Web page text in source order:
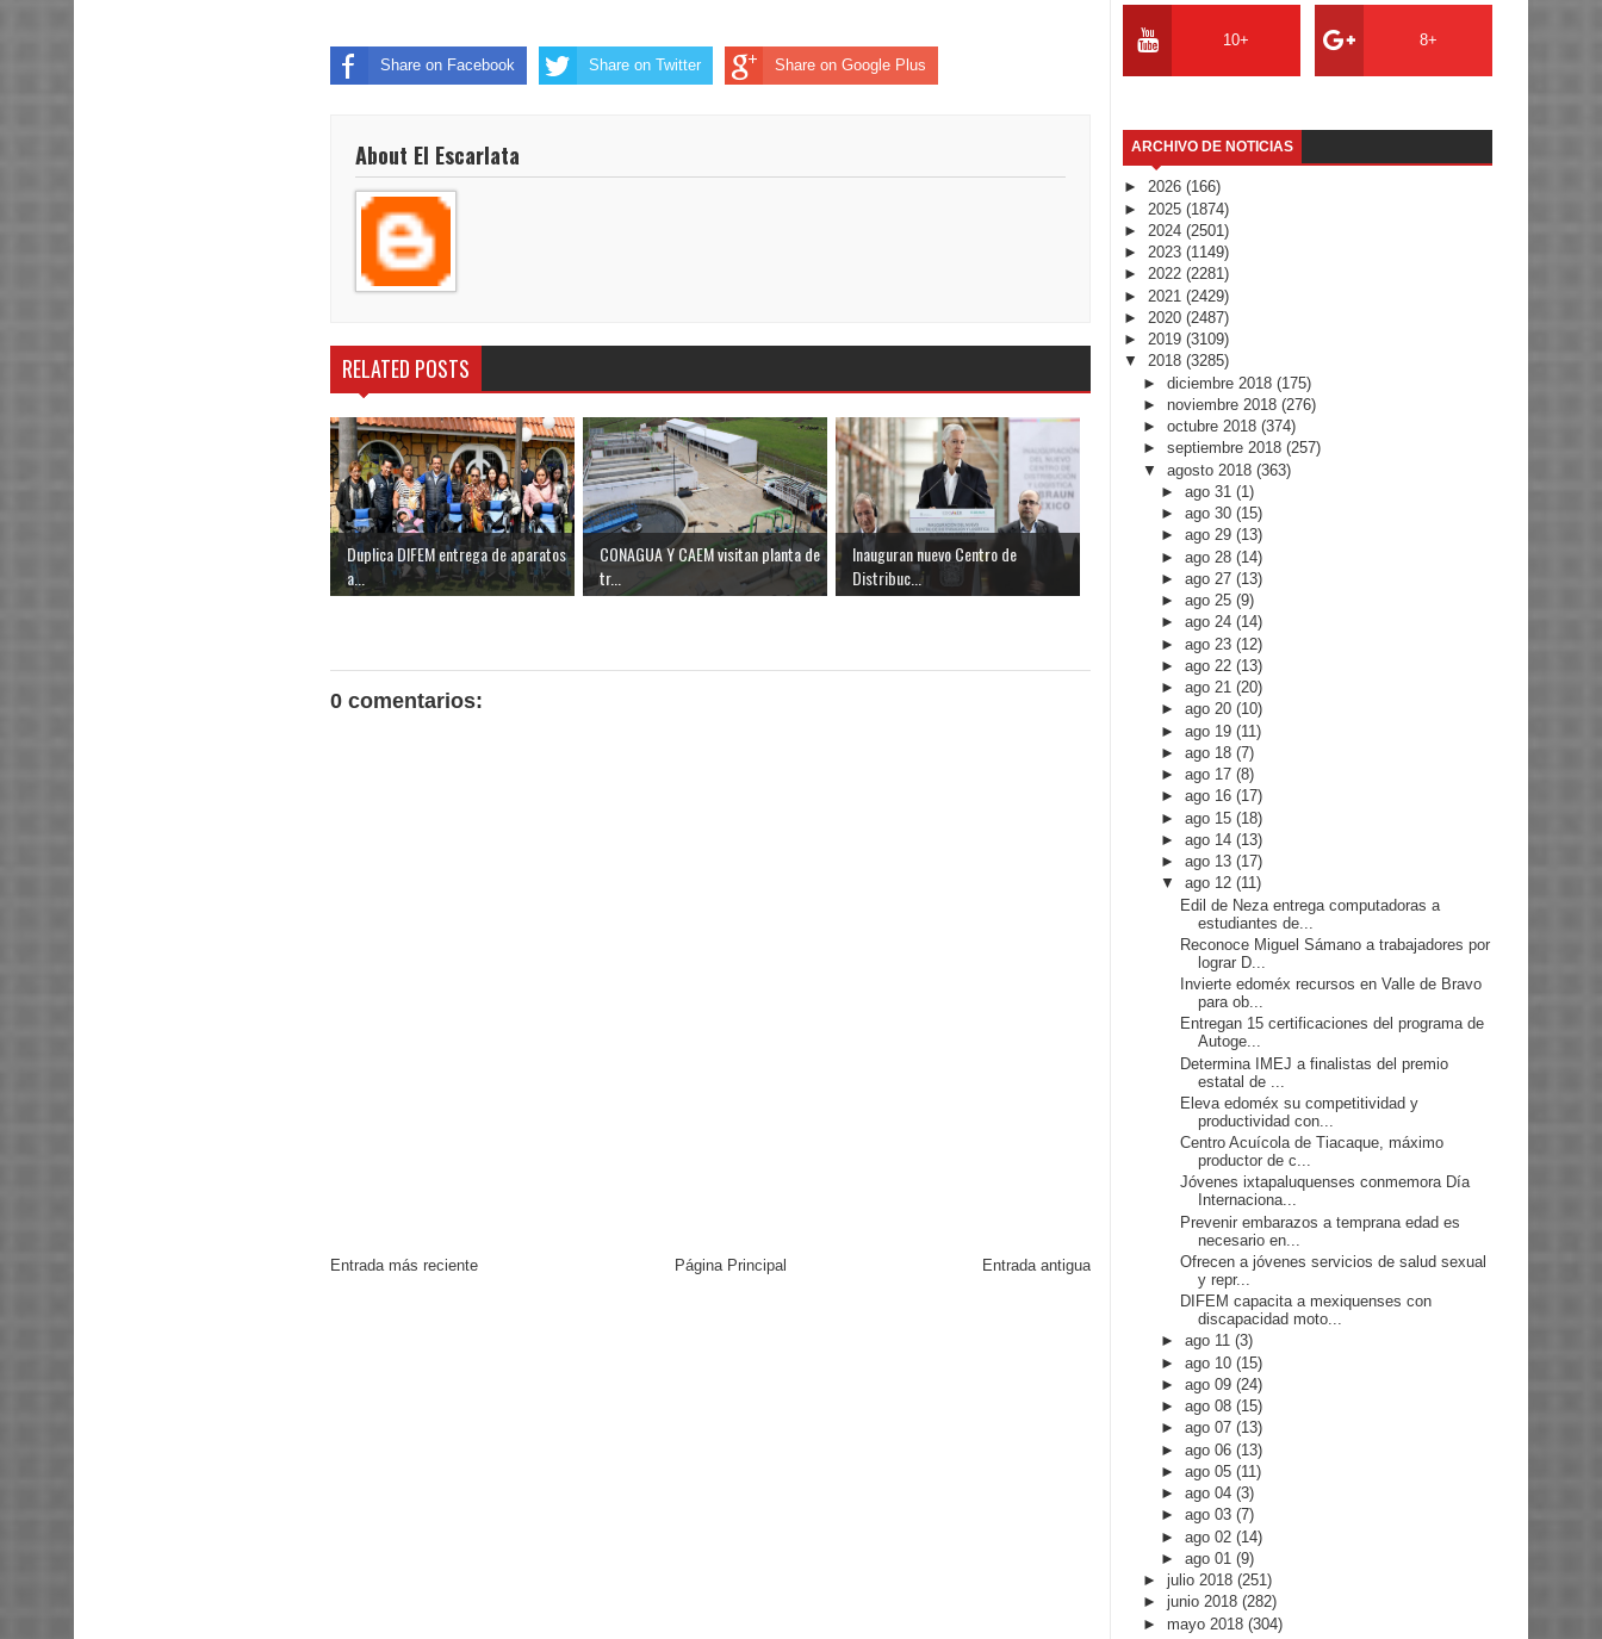
Share on Facebook Share on Twitter Share on Google Plus
About El Escarlata
RELATED POSTS
Duplica DIFEM entrega de aparatos
a...
CONAGUA Y CAEM visitan planta de
tr...
Inauguran nuevo Centro de
Distribuc...
0 comentarios:
Entrada más reciente Entrada antigua
Página Principal
10+ 8+
ARCHIVO DE NOTICIAS
► 2026 (166)
► 2025 (1874)
► 2024 (2501)
► 2023 (1149)
► 2022 (2281)
► 2021 (2429)
► 2020 (2487)
► 2019 (3109)
▼ 2018 (3285)
► diciembre 2018 (175)
► noviembre 2018 (276)
► octubre 2018 (374)
► septiembre 2018 (257)
▼ agosto 2018 (363)
►ago 31(1)
►ago 30(15)
►ago 29(13)
►ago 28(14)
►ago 27(13)
►ago 25(9)
►ago 24(14)
►ago 23(12)
►ago 22(13)
►ago 21(20)
►ago 20(10)
►ago 19(11)
►ago 18(7)
►ago 17(8)
►ago 16(17)
►ago 15(18)
►ago 14(13)
►ago 13(17)
▼ago 12(11)
Edil de Neza entrega computadoras a
estudiantes de...
Reconoce Miguel Sámano a trabajadores por
lograr D...
Invierte edoméx recursos en Valle de Bravo
para ob...
Entregan 15 certificaciones del programa de
Autoge...
Determina IMEJ a finalistas del premio
estatal de ...
Eleva edoméx su competitividad y
productividad con...
Centro Acuícola de Tiacaque, máximo
productor de c...
Jóvenes ixtapaluquenses conmemora Día
Internaciona...
Prevenir embarazos a temprana edad es
necesario en...
Ofrecen a jóvenes servicios de salud sexual
y repr...
DIFEM capacita a mexiquenses con
discapacidad moto...
►ago 11(3)
►ago 10(15)
►ago 09(24)
►ago 08(15)
►ago 07(13)
►ago 06(13)
►ago 05(11)
►ago 04(3)
►ago 03(7)
►ago 02(14)
►ago 01(9)
► julio 2018 (251)
► junio 2018 (282)
► mayo 2018 (304)